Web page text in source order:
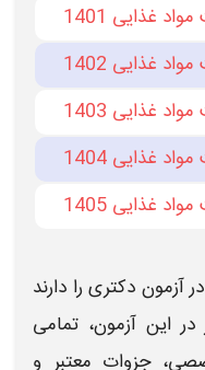
غذایی 1401
غذایی 1402
غذایی 1403
غذایی 1404
غذایی 1405
آزمون دکتری را دارند
این آزمون، تمامی
جزوات معتبر و